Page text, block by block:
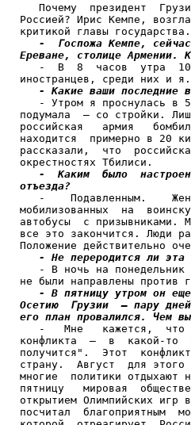
Почему  президент
Россией? Ирис Кемпе,
критикой главы
-  Госпожа Кемпе,
Ереване, столице Армении.
-  В  8  часов  утра  10
иностранцев, среди них и я.
- Какие ваши последние
- Утром я проснулась в
подумала  – со стройки.
российская   армия
находится  примерно в 20
рассказали,  что
окрестностях Тбилиси.
-  Каким  было
отъезда?
-    Подавленным.
мобилизованных  на
автобусы  с призывниками.
все это закончится. Люди
Положение действительно
- Не переродится ли эта
- В ночь на понедельник
не были направлены против
- В пятницу утром он
Осетию  Грузии  – пару
его план провалился. Чем
-   Мне   кажется,  что
конфликта  –  в  какой-то
получится".  Этот
страну.  Август  для
многие  политики
пятницу   мировая
открытием Олимпийских игр
посчитал  благоприятным